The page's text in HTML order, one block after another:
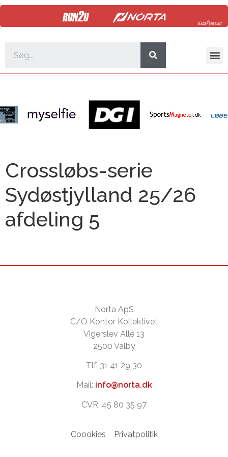
Crossløbs-serie
Sydøstjylland 25/26
afdeling 5
Norta ApS
C/O Kontor Kollektivet
Vigerslev Allé 13
2500 Valby
Tlf. 31 41 29 30
Mail: info@norta.dk
CVR: 45 80 35 97
Coookies Privatpolitik